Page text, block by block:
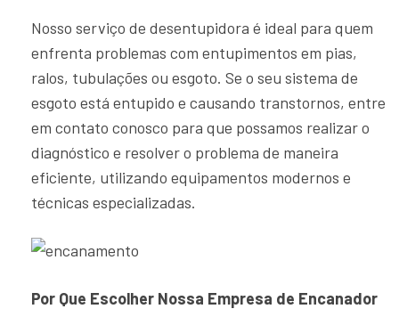
Nosso serviço de desentupidora é ideal para quem
enfrenta problemas com entupimentos em pias,
ralos, tubulações ou esgoto. Se o seu sistema de
esgoto está entupido e causando transtornos, entre
em contato conosco para que possamos realizar o
diagnóstico e resolver o problema de maneira
eficiente, utilizando equipamentos modernos e
técnicas especializadas.
Por Que Escolher Nossa Empresa de Encanador